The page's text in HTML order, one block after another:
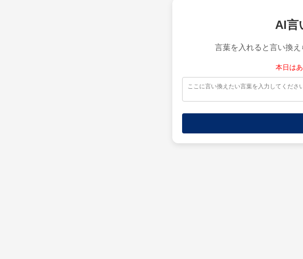
AI言
言葉を入れると言い換
本日は